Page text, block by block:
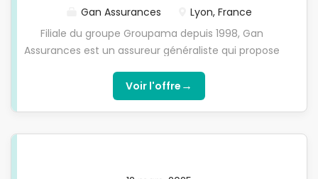
Gan Assurances
Lyon, France
Filiale du groupe Groupama depuis 1998, Gan
Assurances est un assureur généraliste qui propose
offre complète adaptée aux besoins en auto,
habitation, santé, prévoyance, épargne, retraite,
de 1,4 million de clients, Gan Assurances constitue
Voir l'offre →